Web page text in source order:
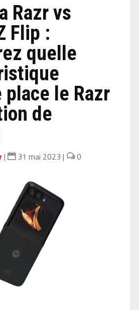
Razr vs
Flip :
quelle
le Razr
de
| 31 mai 2023 |
0